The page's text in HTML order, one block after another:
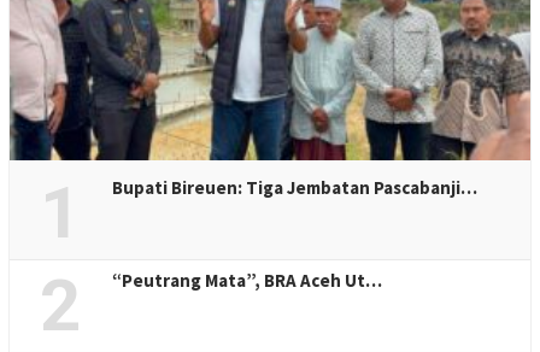
1 Bupati Bireuen: Tiga Jembatan Pascabanji…
2 “Peutrang Mata”, BRA Aceh Ut…